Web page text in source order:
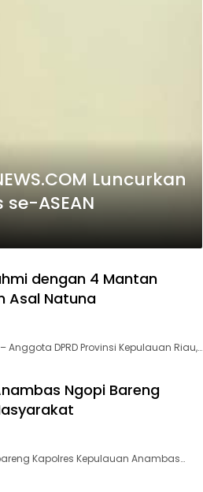
Luncurkan
ASEAN
dengan 4 Mantan
Asal Natuna
DPRD Provinsi Kepulauan Riau,…
Ngopi Bareng
Kapolres Kepulauan Anambas…